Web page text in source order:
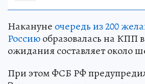
Накануне очередь из 200
Россиюобразовалась на КПП
ожидания составляет около
При этом ФСБ РФ